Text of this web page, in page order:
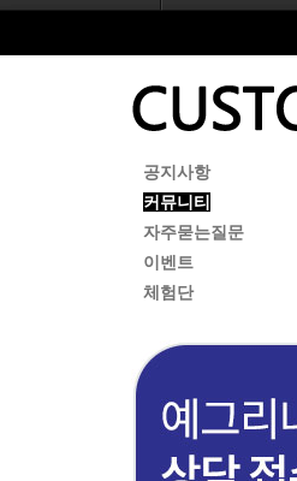
공지사항
커뮤니티
자주묻는질문
이벤트
체험단